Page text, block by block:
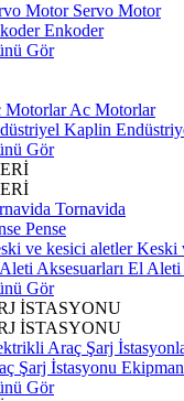
Servo Motor
Enkoder
Gör
Ac Motorlar
Gör
Tornavida
Pense
Keski
El Aleti
Gör
İSTASYONU
İSTASYONU
Gör